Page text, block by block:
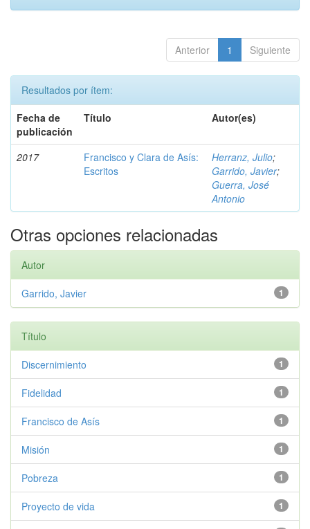
Anterior 1 Siguiente
Resultados por ítem:
Fecha de
publicación
Título Autor(es)
2017
Francisco y Clara de Asís:
Escritos
Herranz, Julio;
Garrido, Javier;
Guerra, José
Antonio
Otras opciones relacionadas
Autor
1
Garrido, Javier
Título
1
Discernimiento
1
Fidelidad
1
Francisco de Asís
1
Misión
1
Pobreza
1
Proyecto de vida